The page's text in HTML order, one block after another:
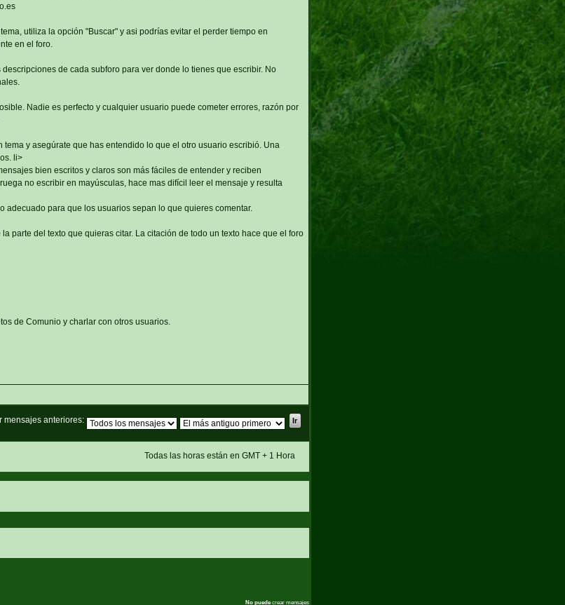
utiliza la opción "Buscar" y asi podrías evitar el perder tiempo en
en el foro.
de cada subforo para ver donde lo tienes que escribir. No
Nadie es perfecto y cualquier usuario puede cometer errores, razón por
y asegúrate que has entendido lo que el otro usuario escribió. Una
li>
bien escritos y claros son más fáciles de entender y reciben
no escribir en mayúsculas, hace mas difícil leer el mensaje y resulta
adecuado para que los usuarios sepan lo que quieres comentar.
parte del texto que quieras citar. La citación de todo un texto hace que el foro
de Comunio y charlar con otros usuarios.
mensajes anteriores:
Todas las horas están en GMT + 1 Hora
No puedecrear mensajes